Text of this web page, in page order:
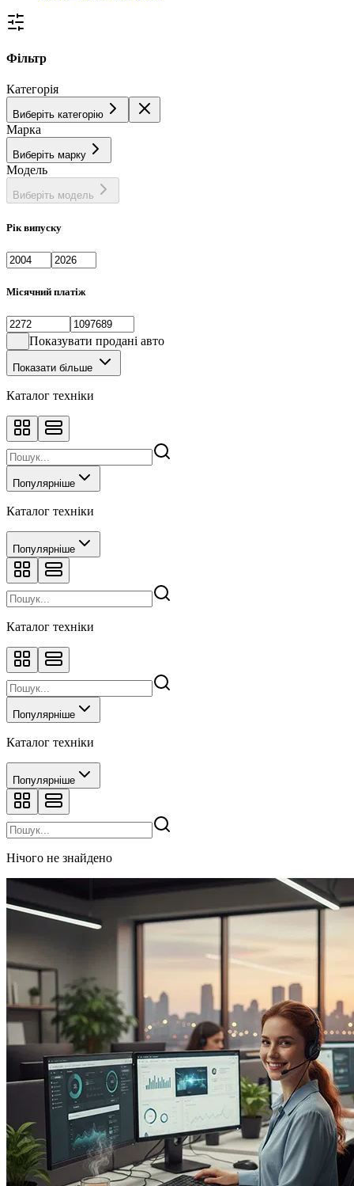
Фільтр
Категорія
Виберіть категорію
Марка
Виберіть марку
Модель
Виберіть модель
Рік випуску
Місячний платіж
Показувати продані авто
Показати більше
Каталог техніки
Популярніше
Каталог техніки
Популярніше
Каталог техніки
Популярніше
Каталог техніки
Популярніше
Нічого не знайдено